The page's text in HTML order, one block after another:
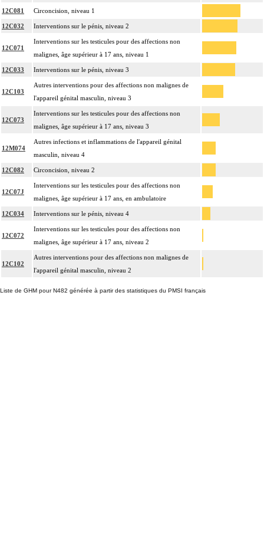
12C081 Circoncision, niveau 1
12C032 Interventions sur le pénis, niveau 2
12C071
Interventions sur les testicules pour des affections non
malignes, âge supérieur à 17 ans, niveau 1
12C033 Interventions sur le pénis, niveau 3
12C103
Autres interventions pour des affections non malignes de
l'appareil génital masculin, niveau 3
12C073
Interventions sur les testicules pour des affections non
malignes, âge supérieur à 17 ans, niveau 3
12M074
Autres infections et inflammations de l'appareil génital
masculin, niveau 4
12C082 Circoncision, niveau 2
12C07J
Interventions sur les testicules pour des affections non
malignes, âge supérieur à 17 ans, en ambulatoire
12C034 Interventions sur le pénis, niveau 4
12C072
Interventions sur les testicules pour des affections non
malignes, âge supérieur à 17 ans, niveau 2
12C102
Autres interventions pour des affections non malignes de
l'appareil génital masculin, niveau 2
Liste de GHM pour N482 générée à partir des statistiques du PMSI français